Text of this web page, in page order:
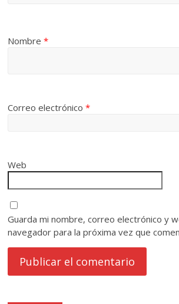
Nombre*
Correo electrónico*
Web
Guarda mi nombre, correo electrónico y
navegador para la próxima vez que